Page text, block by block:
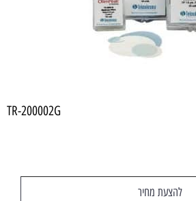
TR-200002G
להצעת מחיר